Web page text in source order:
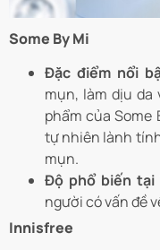
Some By Mi
Đặc điểm nổi
mụn, làm dịu da
phẩm của
tự nhiên lành
mụn.
Độ phổ biến tại
người có vấn đề
Innisfree